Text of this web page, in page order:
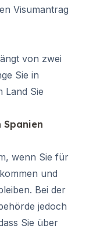
Visumantrag
von zwei
Sie in
Land Sie
wenn Sie für
und
Bei der
jedoch
Sie über